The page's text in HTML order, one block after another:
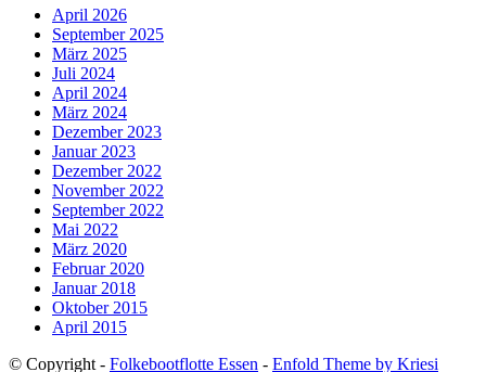
April 2026
September 2025
März 2025
Juli 2024
April 2024
März 2024
Dezember 2023
Januar 2023
Dezember 2022
November 2022
September 2022
Mai 2022
März 2020
Februar 2020
Januar 2018
Oktober 2015
April 2015
© Copyright - Folkebootflotte Essen - Enfold Theme by Kriesi